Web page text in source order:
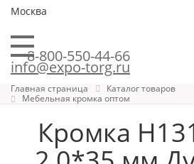
Москва
8-800-550-44-66
info@expo-torg.ru
Главная страница
Каталог товаров
Мебельная кромка оптом
Кромка